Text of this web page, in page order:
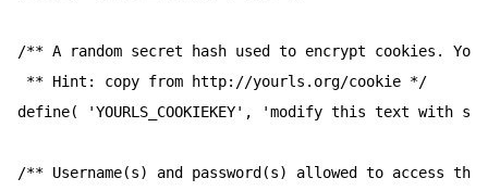
/** A random secret hash used to encrypt cookies.
** Hint: copy from http://yourls.org/cookie */
define( 'YOURLS_COOKIEKEY', 'modify this text with
/** Username(s) and password(s) allowed to access